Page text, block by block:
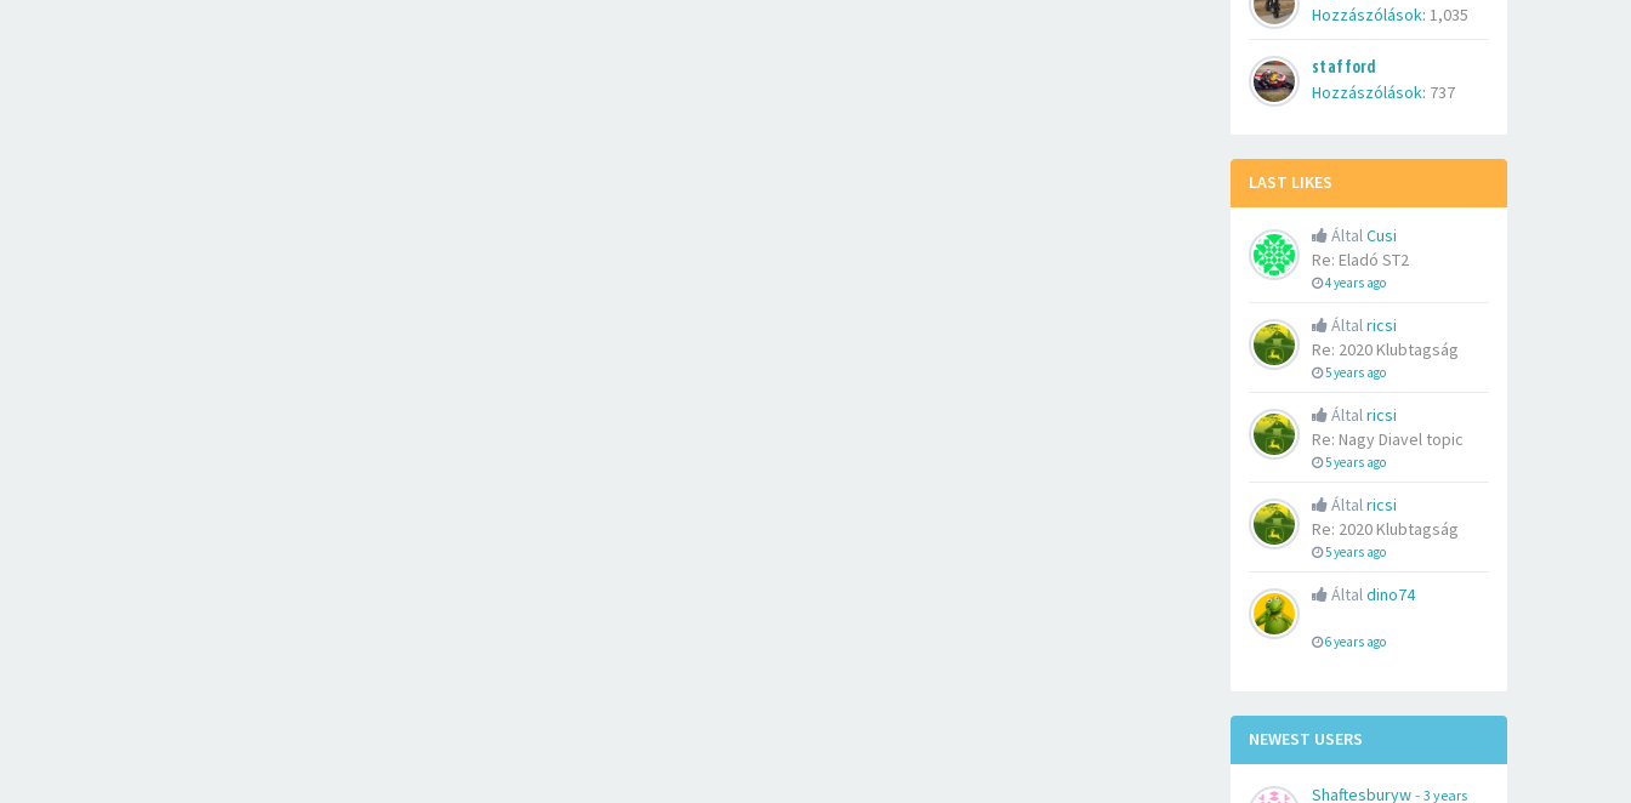
Hozzászólások: 1,035
stafford
Hozzászólások: 737
LAST LIKES
ÁltalCusi
Re: Eladó ST2
4 years ago
Általricsi
Re: 2020 Klubtagság
5 years ago
Általricsi
Re: Nagy Diavel topic
5 years ago
Általricsi
Re: 2020 Klubtagság
5 years ago
Általdino74
6 years ago
NEWEST USERS
Shaftesburyw- 3 years